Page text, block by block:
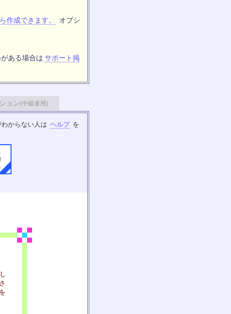
作成できます。
オプシ
ある場合は サポート掲
ョン(中級者用)
からない人は ヘルプ を